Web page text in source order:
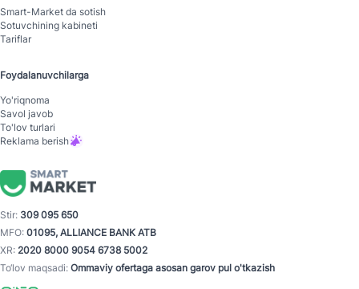
Smart-Mаrket da sotish
Sotuvchining kabineti
Tariflar
Foydalanuvchilarga
Yo'riqnoma
Savol javob
To'lov turlari
Reklama berish
Stir: 309 095 650
MFO: 01095, ALLIANCE BANK ATB
XR: 2020 8000 9054 6738 5002
To‘lov maqsadi: Ommaviy ofertaga asosan garov pul o'tkazish